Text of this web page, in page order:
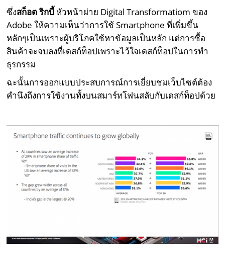
ซึ่งสก็อต ริกบี้ หัวหน้าผ่าย Digital Transformatiom ของ
Adobe ให้ความเห็นว่าการใช้ Smartphone ที่เพิ่มขึ้น
หลักๆเป็นเพราะผู้บริโภคใช้หาข้อมูลเป็นหลัก แต่การซื้อ
สินค้าจะจบลงที่เดสก์ท็อปเพราะไว้ใจเดสก์ท็อปในการทำ
ธุรกรรม
ฉะนั้นการออกแบบประสบการณ์การเยี่ยบชมเว็บไซต์ต้อง
คำนึงถึงการใช้งานทั้งบนสมาร์ทโฟนสลับกับเดสก์ท็อปด้วย